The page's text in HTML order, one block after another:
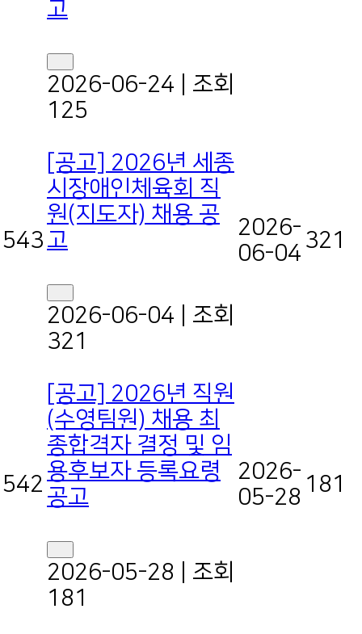
고
2026-06-24
조회
125
543
[공고] 2026년 세종
시장애인체육회 직
원(지도자) 채용 공
고
2026-06-04
조회
321
2026-
06-04
321
542
[공고] 2026년 직원
(수영팀원) 채용 최
종합격자 결정 및 임
용후보자 등록요령
공고
2026-05-28
조회
181
2026-
05-28
181